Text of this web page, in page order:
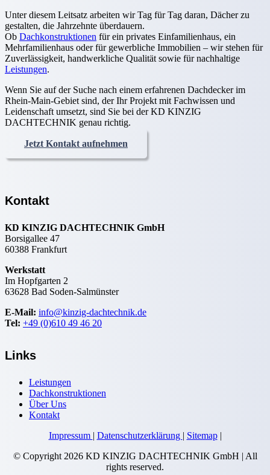
Unter diesem Leitsatz arbeiten wir Tag für Tag daran, Dächer zu
gestalten, die Jahrzehnte überdauern.
Ob Dachkonstruktionen für ein privates Einfamilienhaus, ein
Mehrfamilienhaus oder für gewerbliche Immobilien – wir stehen für
Zuverlässigkeit, handwerkliche Qualität sowie für nachhaltige
Leistungen.
Wenn Sie auf der Suche nach einem erfahrenen Dachdecker im
Rhein-Main-Gebiet sind, der Ihr Projekt mit Fachwissen und
Leidenschaft umsetzt, sind Sie bei der KD KINZIG
DACHTECHNIK genau richtig.
Jetzt Kontakt aufnehmen
Kontakt
KD KINZIG DACHTECHNIK GmbH
Borsigallee 47
60388 Frankfurt
Werkstatt
Im Hopfgarten 2
63628 Bad Soden-Salmünster
E-Mail: info@kinzig-dachtechnik.de
Tel: +49 (0)610 49 46 20
Links
Leistungen
Dachkonstruktionen
Über Uns
Kontakt
Impressum | Datenschutzerklärung | Sitemap|
© Copyright 2026 KD KINZIG DACHTECHNIK GmbH | All
rights reserved.